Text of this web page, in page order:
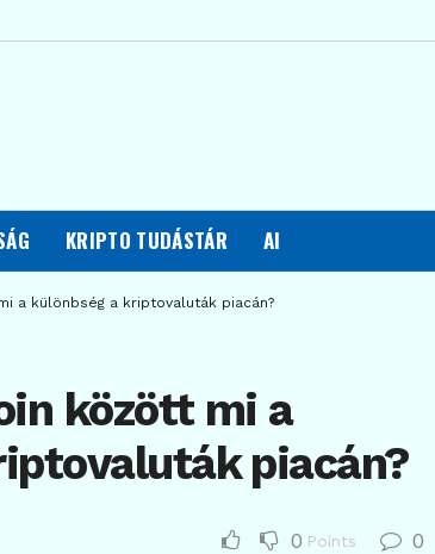
KRIPTO TUDÁSTÁR AI
a különbség a kriptovaluták piacán?
között mi a
piacán?
0 Points 0